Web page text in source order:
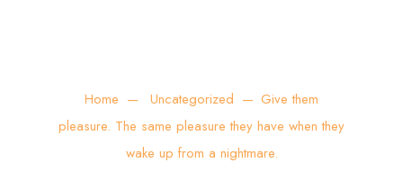
Home Uncategorized
Give them
pleasure. The same pleasure they have when they
wake up from a nightmare.